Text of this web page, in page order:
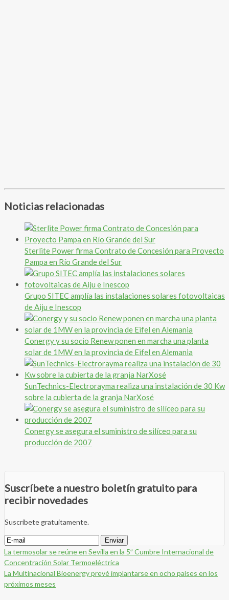
Noticias relacionadas
Sterlite Power firma Contrato de Concesión para Proyecto
Pampa en Río Grande del Sur
Grupo SITEC amplía las instalaciones solares fotovoltaicas
de Aiju e Inescop
Conergy y su socio Renew ponen en marcha una planta
solar de 1MW en la provincia de Eifel en Alemania
SunTechnics-Electrorayma realiza una instalación de 30 Kw
sobre la cubierta de la granja NarXosé
Conergy se asegura el suministro de silíceo para su
producción de 2007
Suscríbete a nuestro boletín gratuito para
recibir novedades
Suscríbete gratuitamente.
La termosolar se reúne en Sevilla en la 5ª Cumbre Internacional de
Concentración Solar Termoeléctrica
La Multinacional Bioenergy prevé implantarse en ocho países en los
próximos meses